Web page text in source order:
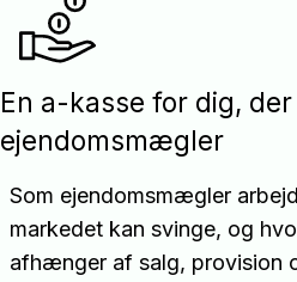
En a-kasse for dig,
ejendomsmægler
Som ejendomsmægler
markedet kan svinge, og
afhænger af salg, provision